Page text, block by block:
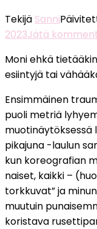
Tekijä Sanni
2023Jätä
Moni ehkä
esiintyjä tai
Ensimmäinen
puoli metriä
muotinäytöksessä
pikajuna -laulun
kun koreografian
naiset, kaikki –
torkkuvat” ja
muutuin
koristava